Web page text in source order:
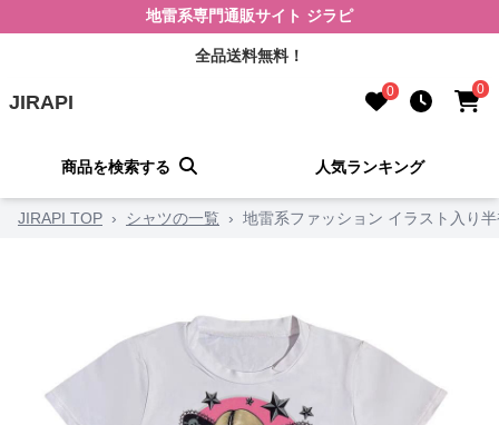
地雷系専門通販サイト ジラピ
全品送料無料！
JIRAPI 0 0
商品を検索する 人気ランキング
JIRAPI TOP › シャツの一覧 › 地雷系ファッション イラスト入り